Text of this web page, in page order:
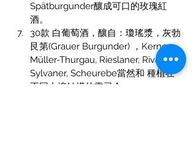
Spätburgunder釀成可口的玫瑰紅
酒。
30款 白葡萄酒，釀自：瓊瑤漿，灰勃
艮第(Grauer Burgunder) ，Kerner,
Müller-Thurgau, Rieslaner, Rivaner,
Sylvaner, Scheurebe當然和 種植在
不同土壤結構的雷司令，